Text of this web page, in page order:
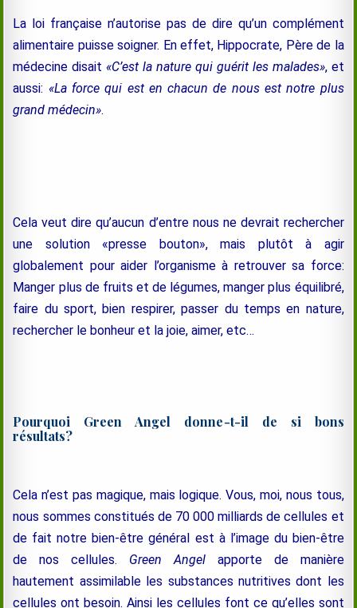
La loi française n’autorise pas de dire qu’un complément
alimentaire puisse soigner. En effet, Hippocrate, Père de la
médecine disait«C’est la nature qui guérit les malades», et
aussi: «La force qui est en chacun de nous est notre plus
grand médecin».
Cela veut dire qu’aucun d’entre nous ne devrait rechercher
une solution «presse bouton», mais plutôt à agir
globalement pour aider l’organisme à retrouver sa force:
Manger plus de fruits et de légumes, manger plus équilibré,
faire du sport, bien respirer, passer du temps en nature,
rechercher le bonheur et la joie, aimer, etc…
Pourquoi Green Angel donne-t-il de si bons
résultats?
Cela n’est pas magique, mais logique. Vous, moi, nous tous,
nous sommes constitués de 70 000 milliards de cellules et
de fait notre bien-être général est à l’image du bien-être
de nos cellules. Green Angelapporte de manière
hautement assimilable les substances nutritives dont les
cellules ont besoin. Ainsi les cellules font ce qu’elles sont